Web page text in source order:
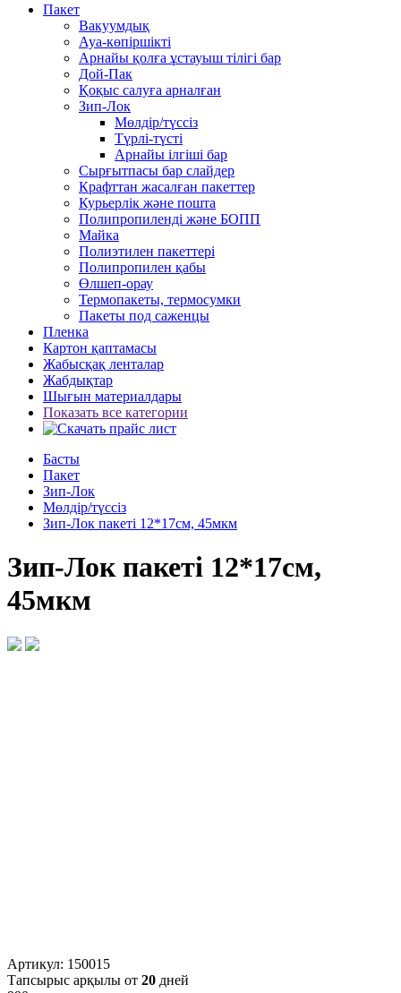
Пакет
Вакуумдық
Ауа-көпіршікті
Арнайы қолға ұстауыш тілігі бар
Дой-Пак
Қоқыс салуға арналған
Зип-Лок
Мөлдір/түссіз
Түрлі-түсті
Арнайы ілгіші бар
Сырғытпасы бар слайдер
Крафттан жасалған пакеттер
Курьерлік және пошта
Полипропиленді және БОПП
Майка
Полиэтилен пакеттері
Полипропилен қабы
Өлшеп-орау
Термопакеты, термосумки
Пакеты под саженцы
Пленка
Картон қаптамасы
Жабысқақ ленталар
Жабдықтар
Шығын материалдары
Показать все категории
Басты
Пакет
Зип-Лок
Мөлдір/түссіз
Зип-Лок пакеті 12*17см, 45мкм
Зип-Лок пакеті 12*17см,
45мкм
Артикул: 150015
Тапсырыс арқылы от 20 дней